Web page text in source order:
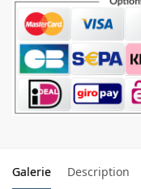
Galerie Description